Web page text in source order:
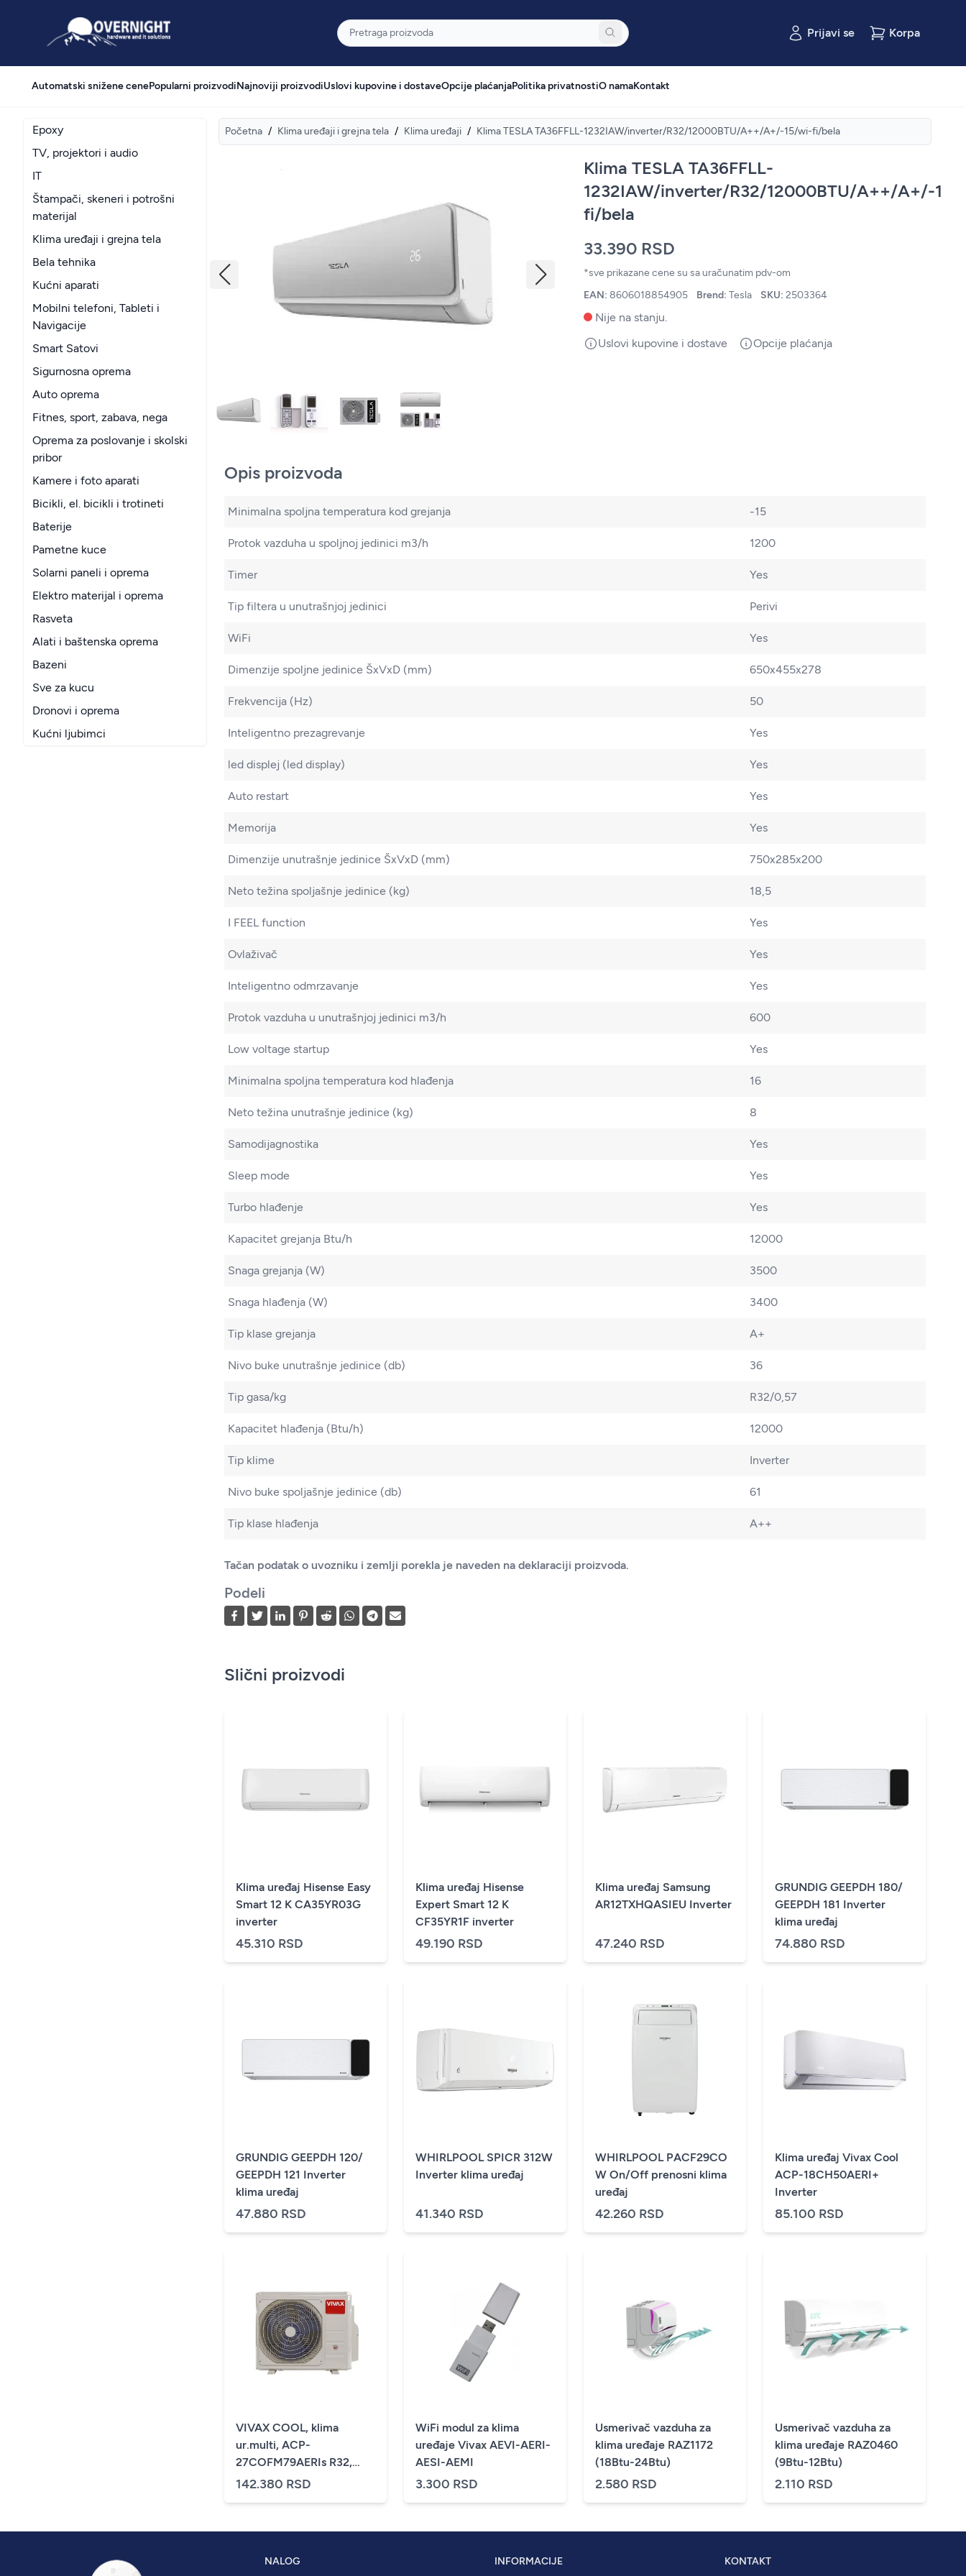
Overnight Pretraga
Prijavi se Korpa
Automatski snižene cenePopularni proizvodiNajnoviji proizvodiUslovi kupovine i dostaveOpcije plaćanjaPolitika privatnostiO namaKontakt
Epoxy
TV, projektori i audio
IT
Štampači, skeneri i potrošni
materijal
Klima uređaji i grejna tela
Bela tehnika
Kućni aparati
Mobilni telefoni, Tableti i
Navigacije
Smart Satovi
Sigurnosna oprema
Auto oprema
Fitnes, sport, zabava, nega
Oprema za poslovanje i skolski
pribor
Kamere i foto aparati
Bicikli, el. bicikli i trotineti
Baterije
Pametne kuce
Solarni paneli i oprema
Elektro materijal i oprema
Rasveta
Alati i baštenska oprema
Bazeni
Sve za kucu
Dronovi i oprema
Kućni ljubimci
Početna / Klima uređaji i grejna tela / Klima uređaji / Klima TESLA TA36FFLL-1232IAW/inverter/R32/12000BTU/A++/A+/-15/wi-fi/bela
Klima TESLA TA36FFLL-
1232IAW/inverter/R32/12000BTU/A++/A+/-15/
fi/bela
33.390 RSD
*sve prikazane cene su sa uračunatim pdv-om
EAN: 8606018854905 Brend: Tesla SKU: 2503364
Nije na stanju.
Uslovi kupovine i dostave
Opcije plaćanja
Opis proizvoda
Minimalna spoljna temperatura kod grejanja -15
Protok vazduha u spoljnoj jedinici m3/h 1200
Timer Yes
Tip filtera u unutrašnjoj jedinici Perivi
WiFi Yes
Dimenzije spoljne jedinice ŠxVxD (mm) 650x455x278
Frekvencija (Hz) 50
Inteligentno prezagrevanje Yes
led displej (led display) Yes
Auto restart Yes
Memorija Yes
Dimenzije unutrašnje jedinice ŠxVxD (mm) 750x285x200
Neto težina spoljašnje jedinice (kg) 18,5
I FEEL function Yes
Ovlaživač Yes
Inteligentno odmrzavanje Yes
Protok vazduha u unutrašnjoj jedinici m3/h 600
Low voltage startup Yes
Minimalna spoljna temperatura kod hlađenja 16
Neto težina unutrašnje jedinice (kg) 8
Samodijagnostika Yes
Sleep mode Yes
Turbo hlađenje Yes
Kapacitet grejanja Btu/h 12000
Snaga grejanja (W) 3500
Snaga hlađenja (W) 3400
Tip klase grejanja A+
Nivo buke unutrašnje jedinice (db) 36
Tip gasa/kg R32/0,57
Kapacitet hlađenja (Btu/h) 12000
Tip klime Inverter
Nivo buke spoljašnje jedinice (db) 61
Tip klase hlađenja A++
Tačan podatak o uvozniku i zemlji porekla je naveden na deklaraciji proizvoda.
Podeli
Slični proizvodi
Klima uređaj Hisense Easy
Smart 12 K CA35YR03G
inverter
45.310 RSD
Klima uređaj Hisense
Expert Smart 12 K
CF35YR1F inverter
49.190 RSD
Klima uređaj Samsung
AR12TXHQASIEU Inverter
47.240 RSD
GRUNDIG GEEPDH 180/
GEEPDH 181 Inverter
klima uređaj
74.880 RSD
GRUNDIG GEEPDH 120/
GEEPDH 121 Inverter
klima uređaj
47.880 RSD
WHIRLPOOL SPICR 312W
Inverter klima uređaj
41.340 RSD
WHIRLPOOL PACF29CO
W On/Off prenosni klima
uređaj
42.260 RSD
Klima uređaj Vivax Cool
ACP-18CH50AERI+
Inverter
85.100 RSD
VIVAX COOL, klima
ur.multi, ACP-
27COFM79AERIs R32,
spolj.
142.380 RSD
WiFi modul za klima
uređaje Vivax AEVI-AERI-
AESI-AEMI
3.300 RSD
Usmerivač vazduha za
klima uređaje RAZ1172
(18Btu-24Btu)
2.580 RSD
Usmerivač vazduha za
klima uređaje RAZ0460
(9Btu-12Btu)
2.110 RSD
NALOG INFORMACIJE KONTAKT